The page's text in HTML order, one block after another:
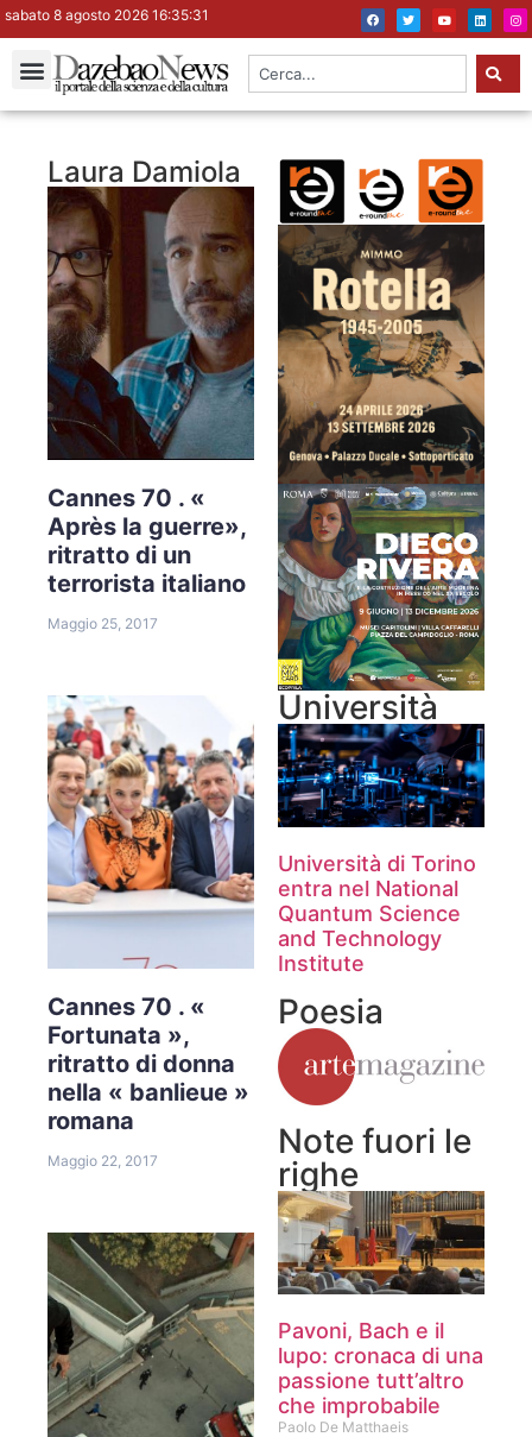
sabato 8 agosto 2026 16:35:32
Laura Damiola
Cannes 70 . «
Après la guerre»,
ritratto di un
terrorista italiano
Maggio 25, 2017
Cannes 70 . «
Fortunata »,
ritratto di donna
nella « banlieue »
romana
Maggio 22, 2017
Università
Università di Torino
entra nel National
Quantum Science
and Technology
Institute
Poesia
Note fuori le
righe
Pavoni, Bach e il
lupo: cronaca di una
passione tutt’altro
che improbabile
Paolo De Matthaeis